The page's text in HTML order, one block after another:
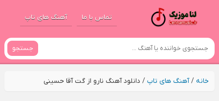
تماس با ما آهنگ های تاپ
جستجو
خانه/آهنگ های تاپ/ دانلود آهنگ نارو از گت آقا حسینی